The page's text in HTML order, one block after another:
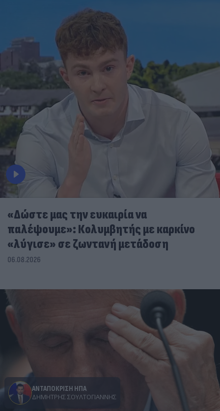
«Δώστε μας την ευκαιρία να
παλέψουμε»: Κολυμβητής με καρκίνο
«λύγισε» σε ζωντανή μετάδοση
06.08.2026
ΑΝΤΑΠΟΚΡΙΣΗ ΗΠΑ
ΔΗΜΉΤΡΗΣ ΣΟΥΛΤΟΓΙΆΝΝΗΣ